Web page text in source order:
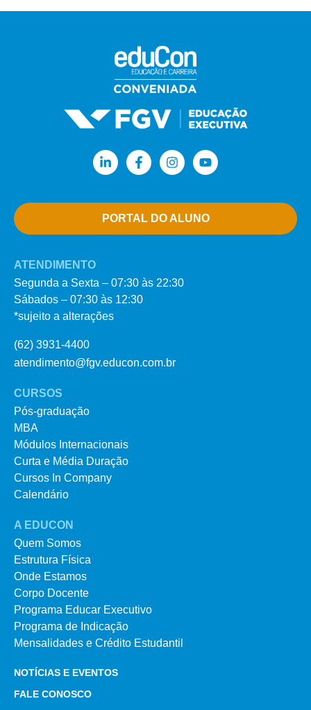
PORTAL DO ALUNO
ATENDIMENTO
Segunda a Sexta – 07:30 às 22:30
Sábados – 07:30 às 12:30
*sujeito a alterações
(62) 3931-4400
atendimento@fgv.educon.com.br
CURSOS
Pós-graduação
MBA
Módulos Internacionais
Curta e Média Duração
Cursos In Company
Calendário
A EDUCON
Quem Somos
Estrutura Física
Onde Estamos
Corpo Docente
Programa Educar Executivo
Programa de Indicação
Mensalidades e Crédito Estudantil
NOTÍCIAS E EVENTOS
FALE CONOSCO